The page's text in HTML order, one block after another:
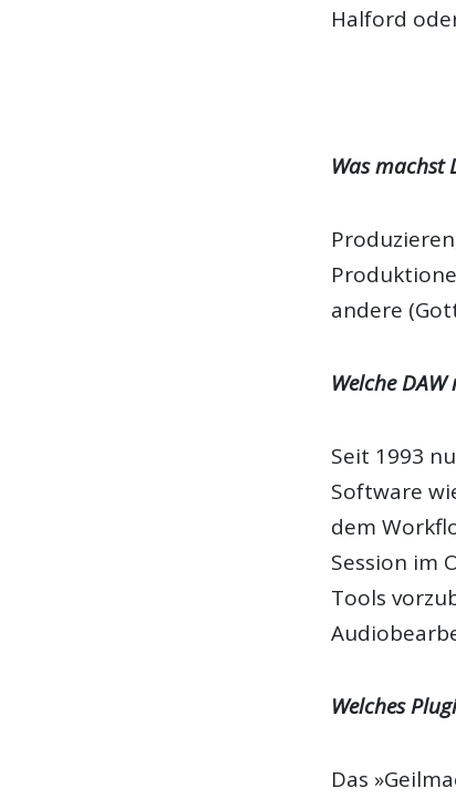
Halford
Was machst
andere
Welche
Seit 1993
Software
dem
Session im
Tools
Welches
Das